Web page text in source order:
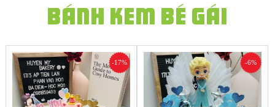
BÁNH KEM BÉ GÁI
-17% -6%